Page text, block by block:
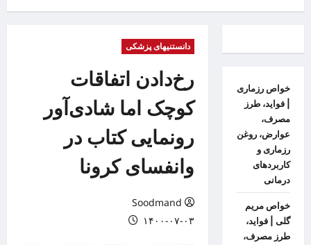
دانستنیهای پزشکی
رخ‌دادن اتفاقات
کوچک اما شادی‌آور
رونمایی کتاب در
وانفسای کرونا
Soodmand
۱۴۰۰-۰۷-۰۳
خواص رزماری
| فواید، طرز
مصرف،
عوارض، روغن
رزماری و
کاربردهای
درمانی
خواص مریم
گلی | فواید،
طرز مصرف،